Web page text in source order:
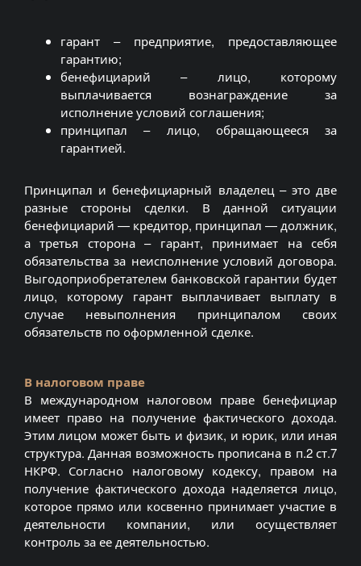
гарант – предприятие, предоставляющее
гарантию;
бенефициарий – лицо, которому
выплачивается вознаграждение за
исполнение условий соглашения;
принципал – лицо, обращающееся за
гарантией.
Принципал и бенефициарный владелец – это две
разные стороны сделки. В данной ситуации
бенефициарий — кредитор, принципал — должник,
а третья сторона – гарант, принимает на себя
обязательства за неисполнение условий договора.
Выгодоприобретателем банковской гарантии будет
лицо, которому гарант выплачивает выплату в
случае невыполнения принципалом своих
обязательств по оформленной сделке.
В налоговом праве
В международном налоговом праве бенефициар
имеет право на получение фактического дохода.
Этим лицом может быть и физик, и юрик, или иная
структура. Данная возможность прописана в п.2 ст.7
НКРФ. Согласно налоговому кодексу, правом на
получение фактического дохода наделяется лицо,
которое прямо или косвенно принимает участие в
деятельности компании, или осуществляет
контроль за ее деятельностью.